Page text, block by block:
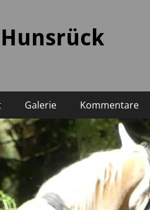
Galerie Kommentare